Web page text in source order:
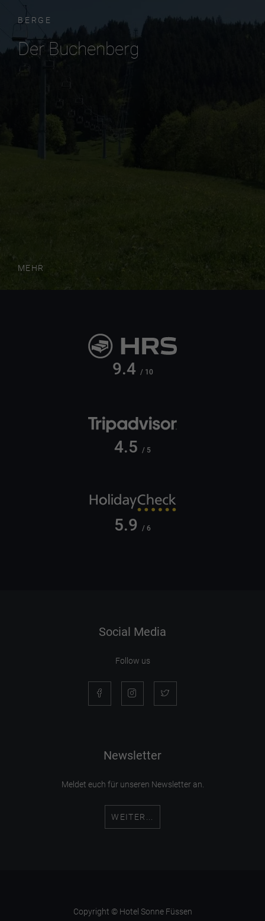
BERGE
Der Buchenberg
MEHR
9.4 / 10
4.5 / 5
5.9 / 6
Social Media
Follow us
Newsletter
Meldet euch für unseren Newsletter an.
WEITER...
Copyright © Hotel Sonne Füssen